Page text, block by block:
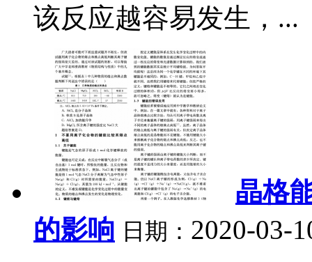
该反应越容易发生，...
晶格
的影响 日期： 2020-03-